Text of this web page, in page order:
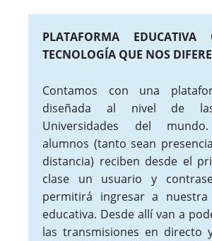
PLATAFORMA
TECNOLOGÍA QUE NOS
Contamos con una
diseñada al nivel de
Universidades del
alumnos (tanto sean
distancia) reciben desde el
clase un usuario y
permitirá ingresar a nuestra
educativa. Desde allí van a
las transmisiones en directo